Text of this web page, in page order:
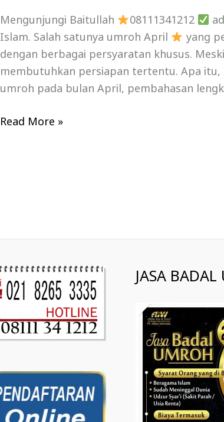
Mengunjungi Baitullah 08111341212
Islam. Salah satunya umroh April
yang
dengan berbagai persyaratan khusus.
membutuhkan persiapan tertentu. Apa itu,
umroh pada bulan April, pembahasan
Read More »
JASA BADAL